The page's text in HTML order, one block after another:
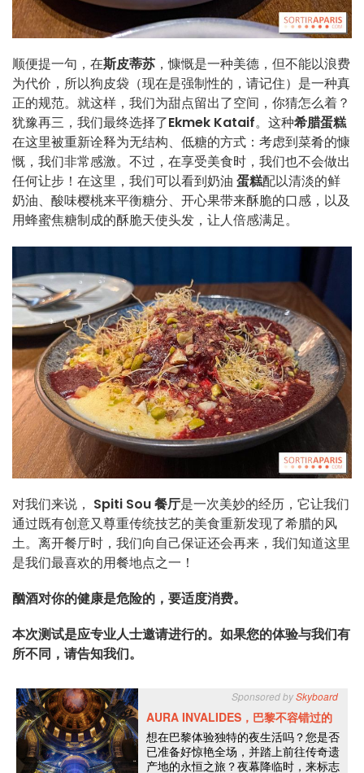
顺便提一句，在斯皮蒂苏 ，慷慨是一种美德，但不能以浪费
为代价，所以狗皮袋（现在是强制性的，请记住）是一种真
正的规范。就这样，我们为甜点留出了空间，你猜怎么着？
犹豫再三，我们最终选择了Ekmek Kataif。这种希腊蛋糕
在这里被重新诠释为无结构、低糖的方式：考虑到菜肴的慷
慨，我们非常感激。不过，在享受美食时，我们也不会做出
任何让步！在这里，我们可以看到奶油 蛋糕配以清淡的鲜
奶油、酸味樱桃来平衡糖分、开心果带来酥脆的口感，以及
用蜂蜜焦糖制成的酥脆天使头发，让人倍感满足。
对我们来说， Spiti Sou 餐厅是一次美妙的经历，它让我们
通过既有创意又尊重传统技艺的美食重新发现了希腊的风
土。离开餐厅时，我们向自己保证还会再来，我们知道这里
是我们最喜欢的用餐地点之一！
酗酒对你的健康是危险的，要适度消费。
本次测试是应专业人士邀请进行的。如果您的体验与我们有
所不同，请告知我们。